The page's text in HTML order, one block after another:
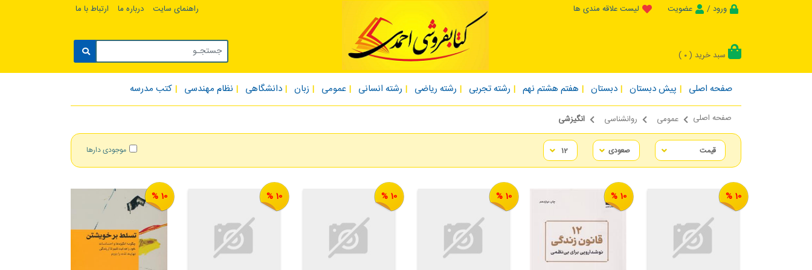
ورود / عضویت لیست علاقه مندی ها راهنمای سایت درباره ما ارتباط با ما
سبد خرید ( 0
)
صفحه اصلی پیش دبستان دبستان هفتم هشتم نهم رشته تجربی رشته ریاضی رشته انسانی عمومی زبان دانشگاهی نظام مهندسی کتب مدرسه
صفحه اصلی عمومی روانشناسی انگیزشی
موجودی دارها
10 %
10 %
10 %
10 %
10 %
10 %